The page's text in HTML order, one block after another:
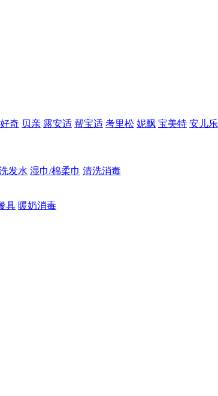
好奇 贝亲 露安适 帮宝适 考里松 妮飘 宝美特 安儿乐
发水 湿巾/棉柔巾 清洗消毒
具 暖奶消毒